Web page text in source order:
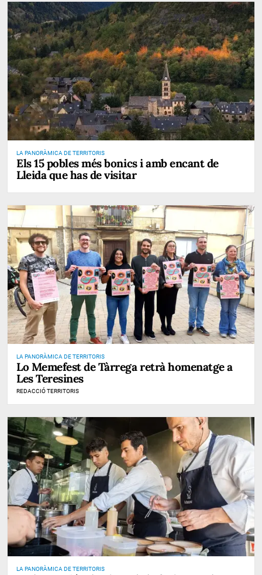
LA PANORÀMICA DE TERRITORIS
Els 15 pobles més bonics i amb encant de
Lleida que has de visitar
LA PANORÀMICA DE TERRITORIS
Lo Memefest de Tàrrega retrà homenatge a
Les Teresines
REDACCIÓ TERRITORIS
LA PANORÀMICA DE TERRITORIS